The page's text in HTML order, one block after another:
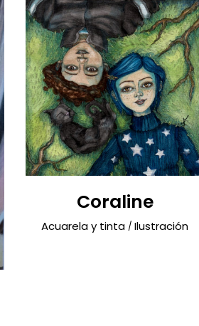
Coraline
Acuarela y tinta Ilustración